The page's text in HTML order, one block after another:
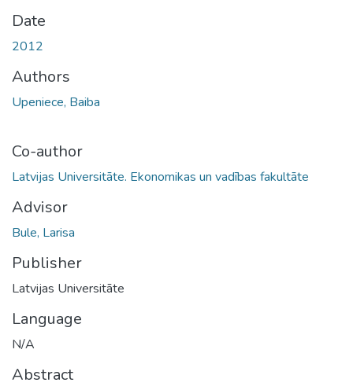
Date
2012
Authors
Upeniece, Baiba
Co-author
Latvijas Universitāte. Ekonomikas un vadības fakultāte
Advisor
Bule, Larisa
Publisher
Latvijas Universitāte
Language
N/A
Abstract